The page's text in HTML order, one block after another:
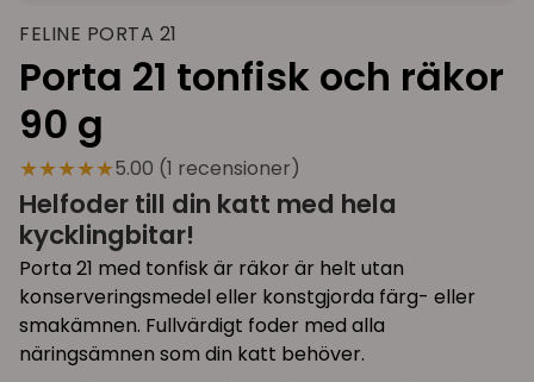
FELINE PORTA 21
Porta 21 tonfisk och räkor
90 g
★★★★★5.00 (1 recensioner)
Helfoder till din katt med hela
kycklingbitar!
Porta 21 med tonfisk är räkor är helt utan
konserveringsmedel eller konstgjorda färg- eller
smakämnen. Fullvärdigt foder med alla
näringsämnen som din katt behöver.